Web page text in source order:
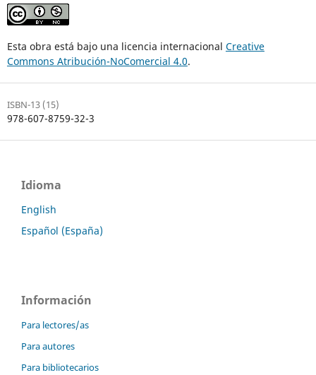
Esta obra está bajo una licencia internacional Creative
Commons Atribución-NoComercial 4.0.
ISBN-13 (15)
978-607-8759-32-3
Idioma
English
Español (España)
Información
Para lectores/as
Para autores
Para bibliotecarios